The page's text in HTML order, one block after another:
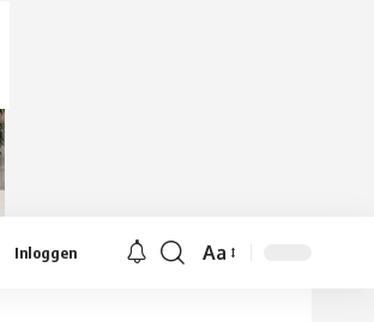
Inloggen
Lettergrootte
Aa